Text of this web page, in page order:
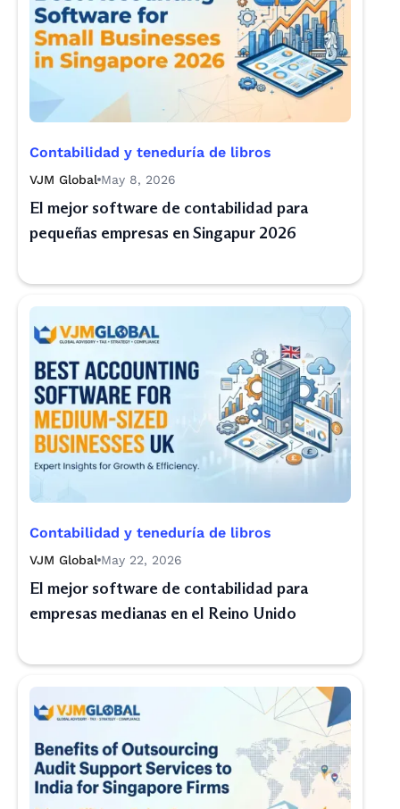
Contabilidad y teneduría de libros
VJM Global May 8, 2026
El mejor software de contabilidad para
pequeñas empresas en Singapur 2026
Contabilidad y teneduría de libros
VJM Global May 22, 2026
El mejor software de contabilidad para
empresas medianas en el Reino Unido